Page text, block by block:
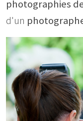
photographies
d'un